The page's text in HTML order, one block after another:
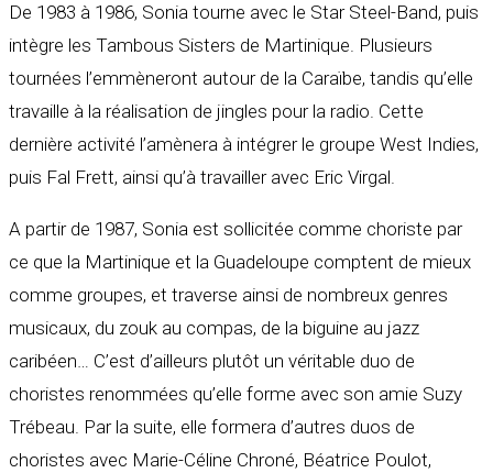
De 1983 à 1986, Sonia tourne avec le Star Steel-Band, puis
intègre les Tambous Sisters de Martinique. Plusieurs
tournées l’emmèneront autour de la Caraïbe, tandis qu’elle
travaille à la réalisation de jingles pour la radio. Cette
dernière activité l’amènera à intégrer le groupe West Indies,
puis Fal Frett, ainsi qu’à travailler avec Eric Virgal.
A partir de 1987, Sonia est sollicitée comme choriste par
ce que la Martinique et la Guadeloupe comptent de mieux
comme groupes, et traverse ainsi de nombreux genres
musicaux, du zouk au compas, de la biguine au jazz
caribéen… C’est d’ailleurs plutôt un véritable duo de
choristes renommées qu’elle forme avec son amie Suzy
Trébeau. Par la suite, elle formera d’autres duos de
choristes avec Marie-Céline Chroné, Béatrice Poulot,